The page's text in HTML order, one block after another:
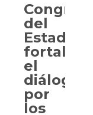
Congreso
del
Estado
fortalece
el
diálogo
por
los